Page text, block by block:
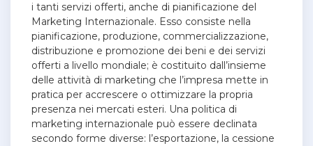
i tanti servizi offerti, anche di pianificazione del
Marketing Internazionale. Esso consiste nella
pianificazione, produzione, commercializzazione,
distribuzione e promozione dei beni e dei servizi
offerti a livello mondiale; è costituito dall’insieme
delle attività di marketing che l’impresa mette in
pratica per accrescere o ottimizzare la propria
presenza nei mercati esteri. Una politica di
marketing internazionale può essere declinata
secondo forme diverse: l’esportazione, la cessione